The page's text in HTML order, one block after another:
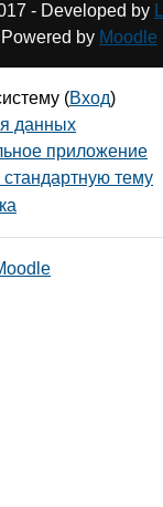
- Developed by
Powered by Moodle
(Вход)
данных
приложение
тему